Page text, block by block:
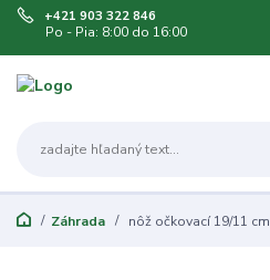
+421 903 322 846
Po - Pia: 8:00 do 16:00
Záhrada nôž očkovací 19/11 cm